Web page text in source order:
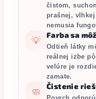
čistom,
prašnej,
nemusia
💡
Farba sa
Odtieň látky
reálnej izbe
velúre je
zamate.
🧼
Čistenie